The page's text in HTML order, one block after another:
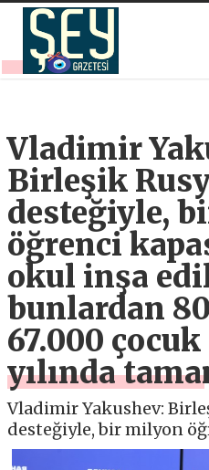
Vladimir
Birleşik
desteğiyle,
öğrenci
okul inşa
bunlardan
67.000
yılında
Vladimir Yakushev:
desteğiyle, bir milyon